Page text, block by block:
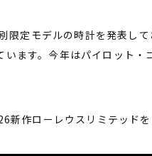
限定モデルの時計を発表し
ます。今年はパイロット・
作ローレウスリミテッドを